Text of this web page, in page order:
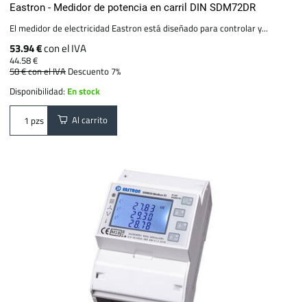
Eastron - Medidor de potencia en carril DIN SDM72DR
El medidor de electricidad Eastron está diseñado para controlar y...
53.94 €con el IVA
44.58 €
58 €con el IVA Descuento 7%
Disponibilidad: En stock
pzs Al carrito